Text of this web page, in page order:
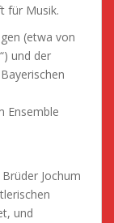
für Musik.
(etwa von
und der
Ensemble
Jochum
und